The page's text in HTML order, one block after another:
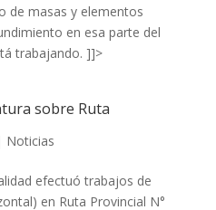
de masas y elementos
en esa parte del
trabajando. ]]>
sobre Ruta
Noticias
efectuó trabajos de
en Ruta Provincial N°